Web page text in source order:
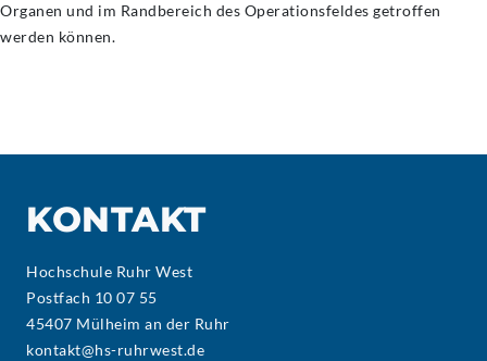
Organen und im Randbereich des Operationsfeldes getroffen
werden können.
KONTAKT
Hochschule Ruhr West
Postfach 10 07 55
45407 Mülheim an der Ruhr
kontakt@hs-ruhrwest.de